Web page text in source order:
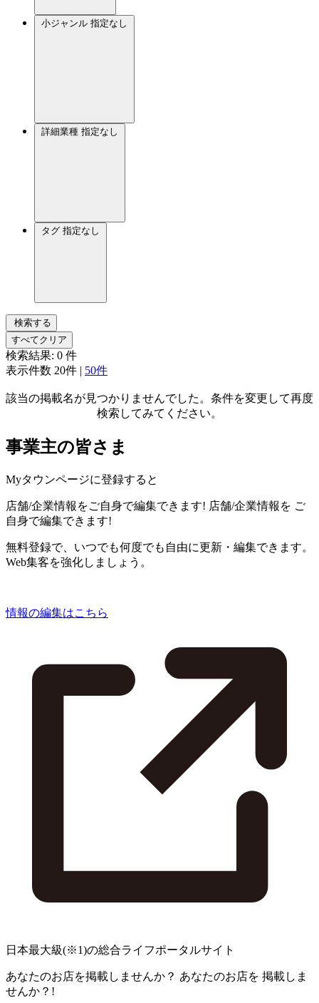
小ジャンル 指定なし
詳細業種 指定なし
タグ 指定なし
検索する
すべてクリア
検索結果: 0 件
表示件数 20件 | 50件
該当の掲載名が見つかりませんでした。条件を変更して再度
検索してみてください。
事業主の皆さま
Myタウンページに登録すると
店舗/企業情報をご自身で編集できます! 店舗/企業情報を ご
自身で編集できます!
無料登録で、いつでも何度でも自由に更新・編集できます。
Web集客を強化しましょう。
情報の編集はこちら
日本最大級(※1)の総合ライフポータルサイト
あなたのお店を掲載しませんか？ あなたのお店を 掲載しま
せんか？!